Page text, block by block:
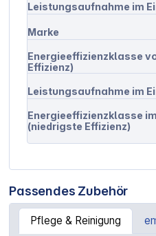
Leistungsaufnahme im
Marke
Energieeffizienzklasse
Effizienz)
Leistungsaufnahme im
Energieeffizienzklasse
(niedrigste Effizienz)
Passendes Zubehör
Pflege & Reinigung